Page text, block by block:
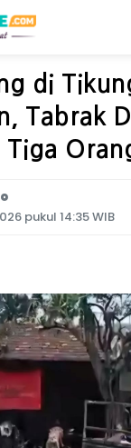
di
Tabrak
Tiga
pukul 14:35 WIB